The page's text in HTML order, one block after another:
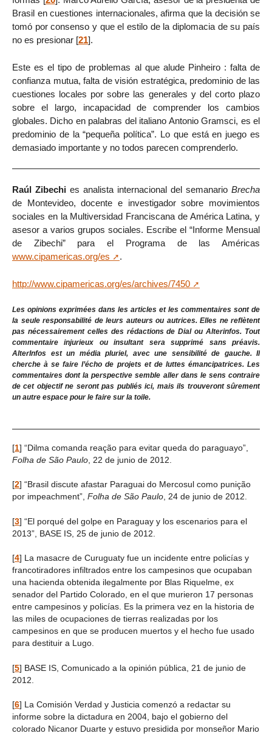
Brasil en cuestiones internacionales, afirma que la decisión se
tomó por consenso y que el estilo de la diplomacia de su país
no es presionar [21].
Este es el tipo de problemas al que alude Pinheiro : falta de
confianza mutua, falta de visión estratégica, predominio de las
cuestiones locales por sobre las generales y del corto plazo
sobre el largo, incapacidad de comprender los cambios
globales. Dicho en palabras del italiano Antonio Gramsci, es el
predominio de la “pequeña política”. Lo que está en juego es
demasiado importante y no todos parecen comprenderlo.
Raúl Zibechi es analista internacional del semanario Brecha
de Montevideo, docente e investigador sobre movimientos
sociales en la Multiversidad Franciscana de América Latina, y
asesor a varios grupos sociales. Escribe el “Informe Mensual
de Zibechi” para el Programa de las Américas
www.cipamericas.org/es
.
http://www.cipamericas.org/es/archives/7450
Les opinions exprimées dans les articles et les commentaires sont de
la seule responsabilité de leurs auteurs ou autrices. Elles ne reflètent
pas nécessairement celles des rédactions de Dial ou Alterinfos. Tout
commentaire injurieux ou insultant sera supprimé sans préavis.
AlterInfos est un média pluriel, avec une sensibilité de gauche. Il
cherche à se faire l’écho de projets et de luttes émancipatrices. Les
commentaires dont la perspective semble aller dans le sens contraire
de cet objectif ne seront pas publiés ici, mais ils trouveront sûrement
un autre espace pour le faire sur la toile.
[1] “Dilma comanda reação para evitar queda do paraguayo”,
Folha de São Paulo , 22 de junio de 2012.
[2] “Brasil discute afastar Paraguai do Mercosul como punição
por impeachment”, Folha de São Paulo, 24 de junio de 2012.
[3] “El porqué del golpe en Paraguay y los escenarios para el
2013”, BASE IS, 25 de junio de 2012.
[4] La masacre de Curuguaty fue un incidente entre policías y
francotiradores infiltrados entre los campesinos que ocupaban
una hacienda obtenida ilegalmente por Blas Riquelme, ex
senador del Partido Colorado, en el que murieron 17 personas
entre campesinos y policías. Es la primera vez en la historia de
las miles de ocupaciones de tierras realizadas por los
campesinos en que se producen muertos y el hecho fue usado
para destituir a Lugo.
[5] BASE IS, Comunicado a la opinión pública, 21 de junio de
2012.
[6] La Comisión Verdad y Justicia comenzó a redactar su
informe sobre la dictadura en 2004, bajo el gobierno del
colorado Nicanor Duarte y estuvo presidida por monseñor Mario